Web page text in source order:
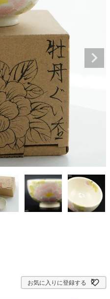
お気に入りに登録する